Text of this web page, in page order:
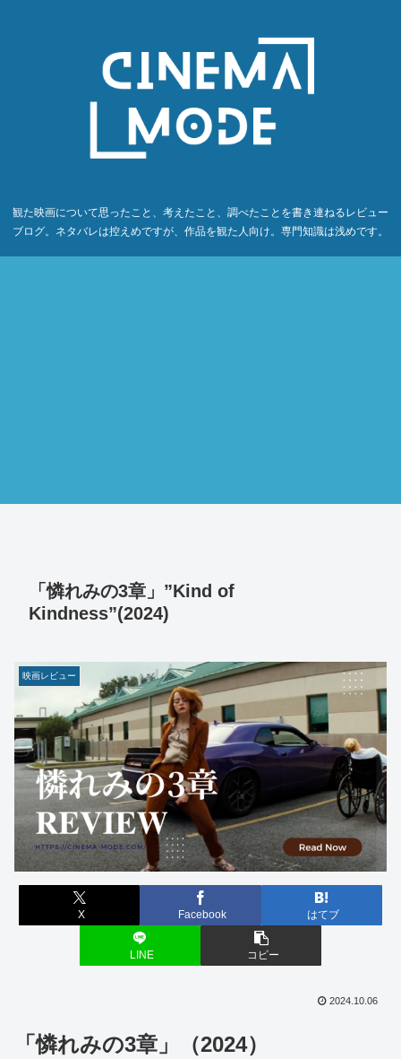
観た映画について思ったこと、考えたこと、調べたことを書き連ねるレビュー
ブログ。ネタバレは控えめですが、作品を観た人向け。専門知識は浅めです。
「憐れみの3章」”Kind of
Kindness”(2024)
映画レビュー
X Facebook はてブ
LINE コピー
2024.10.06
「憐れみの3章」（2024）